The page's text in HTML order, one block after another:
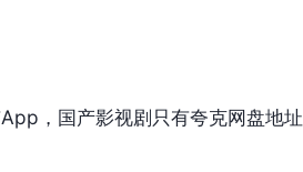
，国产影视剧只有夸克网盘地址